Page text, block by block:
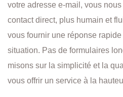
votre adresse e-mail, vous nous
contact direct, plus humain et
vous fournir une réponse
situation. Pas de formulaires
misons sur la simplicité et la
vous offrir un service à la